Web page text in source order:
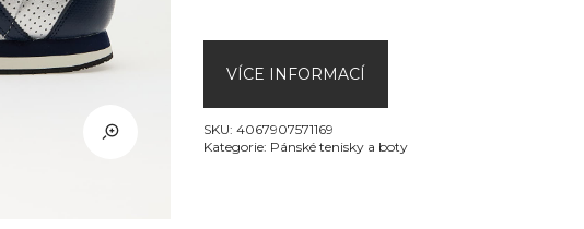
VÍCE INFORMACÍ
SKU: 4067907571169
Kategorie: Pánské tenisky a boty